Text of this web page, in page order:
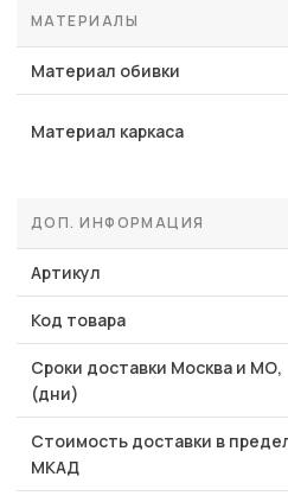
МАТЕРИАЛЫ
Материал обивки
Материал каркаса
ДОП. ИНФОРМАЦИЯ
Артикул
Код товара
Сроки доставки Москва и МО,
(дни)
Стоимость доставки в
МКАД